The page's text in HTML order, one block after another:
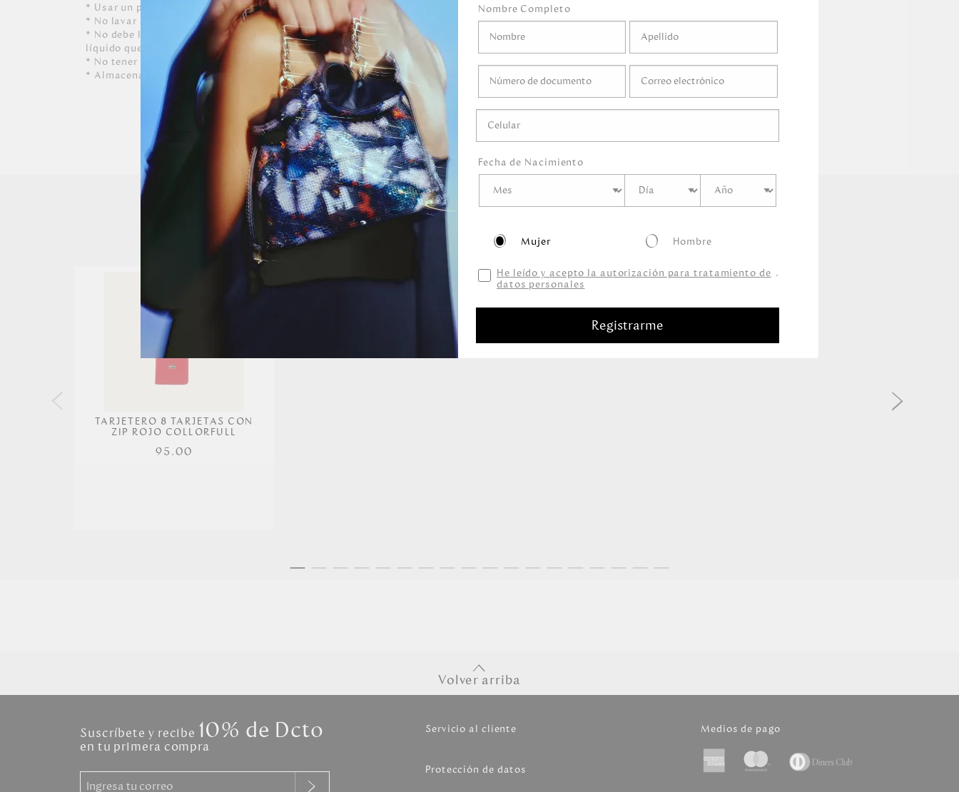
* Usar un paño blanco limpio ligeramente húmedo.
* No lavar a máquina, ni usar detergentes. No mojar.
* No debe limpiarse, ni dejarle caer perfumes o gel, ni ningún
líquido que contenga alcohol o solvente.
* No tener contacto con tinta de bolígrafos, ni marcadores.
* Almacenar siempre en lugares ventilados.
Productos relacionados
TARJETERO 8 TARJETAS CON
ZIP ROJO COLLORFULL
95.00
Volver arriba
Suscríbete y recibe 10% de Dcto
en tu primera compra
Servicio al cliente
Protección de datos
Medios de pago
Nombre Completo
Fecha de Nacimiento
Mujer Hombre
He leído y acepto la autorización para tratamiento de
datos personales
.
Registrarme